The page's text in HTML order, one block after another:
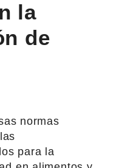
la
de
normas
para la